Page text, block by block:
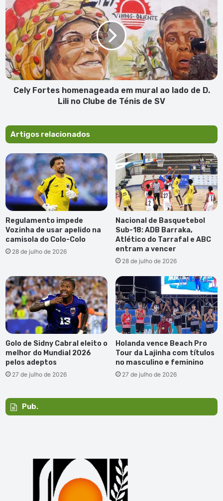
´Soncent
Fortes
homenageada
em
mural
ao
lado
de
D.
Ténis
de
SV
Cely Fortes homenageada em mural ao lado de D.
Lili no Clube de Ténis de SV
Artigos relacionados
Regulamento impede
Vozinha de usar apelido na
camisola do Colo-Colo
28 de julho de 2026
Nacional de Basquetebol
Sub-18: ADB Barraka,
Atlético do Tarrafal e ABC
entram a vencer
28 de julho de 2026
Golo de Sidny Cabral eleito o
melhor do Mundial 2026
pelos adeptos
27 de julho de 2026
Holanda vence Beach Pro
Tour da Lajinha com títulos
no masculino e feminino
27 de julho de 2026
Pub.